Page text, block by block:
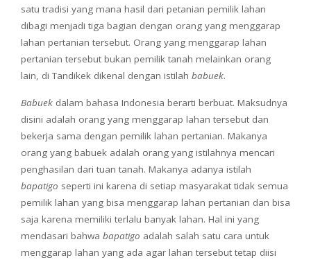
satu tradisi yang mana hasil dari petanian pemilik lahan
dibagi menjadi tiga bagian dengan orang yang menggarap
lahan pertanian tersebut. Orang yang menggarap lahan
pertanian tersebut bukan pemilik tanah melainkan orang
lain, di Tandikek dikenal dengan istilah babuek.
Babuek dalam bahasa Indonesia berarti berbuat. Maksudnya
disini adalah orang yang menggarap lahan tersebut dan
bekerja sama dengan pemilik lahan pertanian. Makanya
orang yang babuek adalah orang yang istilahnya mencari
penghasilan dari tuan tanah. Makanya adanya istilah
bapatigo seperti ini karena di setiap masyarakat tidak semua
pemilik lahan yang bisa menggarap lahan pertanian dan bisa
saja karena memiliki terlalu banyak lahan. Hal ini yang
mendasari bahwa bapatigo adalah salah satu cara untuk
menggarap lahan yang ada agar lahan tersebut tetap diisi